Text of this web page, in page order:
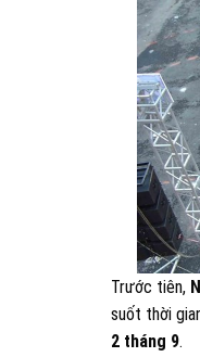
Trước tiên,
suốt thời
2 tháng 9.